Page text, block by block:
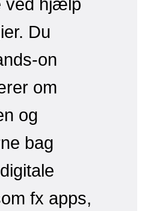
ved hjælp
Du
on
om
og
bag
fx apps,